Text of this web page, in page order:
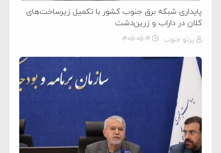
پایداری شبکه برق جنوب کشور با تکمیل زیرساخت‌های
کلان در داراب و زرین‌دشت
پرتو جنوب ۱۴۰۵-۰۵-۱۴